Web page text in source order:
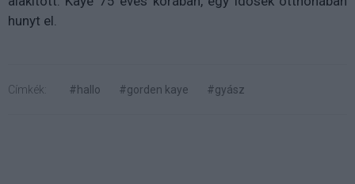
hunyt el.
Címkék: #hallo #gorden kaye #gyász